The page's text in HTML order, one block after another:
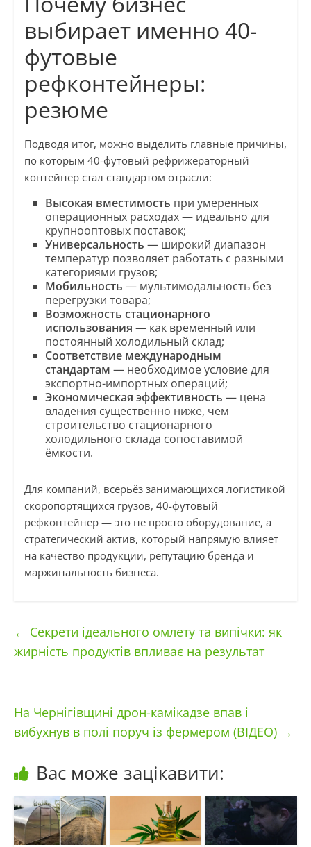
выбирает именно 40-
футовые
рефконтейнеры:
резюме
Подводя итог, можно выделить главные причины,
по которым 40-футовый рефрижераторный
контейнер стал стандартом отрасли:
Высокая вместимость при умеренных
операционных расходах — идеально для
крупнооптовых поставок;
Универсальность — широкий диапазон
температур позволяет работать с разными
категориями грузов;
Мобильность — мультимодальность без
перегрузки товара;
Возможность стационарного
использования — как временный или
постоянный холодильный склад;
Соответствие международным
стандартам — необходимое условие для
экспортно-импортных операций;
Экономическая эффективность — цена
владения существенно ниже, чем
строительство стационарного
холодильного склада сопоставимой
ёмкости.
Для компаний, всерьёз занимающихся логистикой
скоропортящихся грузов, 40-футовый
рефконтейнер — это не просто оборудование, а
стратегический актив, который напрямую влияет
на качество продукции, репутацию бренда и
маржинальность бизнеса.
← Секрети ідеального омлету та випічки: як
жирність продуктів впливає на результат
На Чернігівщині дрон-камікадзе впав і
вибухнув в полі поруч із фермером (ВІДЕО) →
Вас може зацікавити: